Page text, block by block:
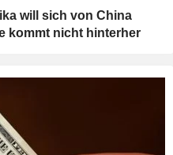
will sich von China
kommt nicht hinterher